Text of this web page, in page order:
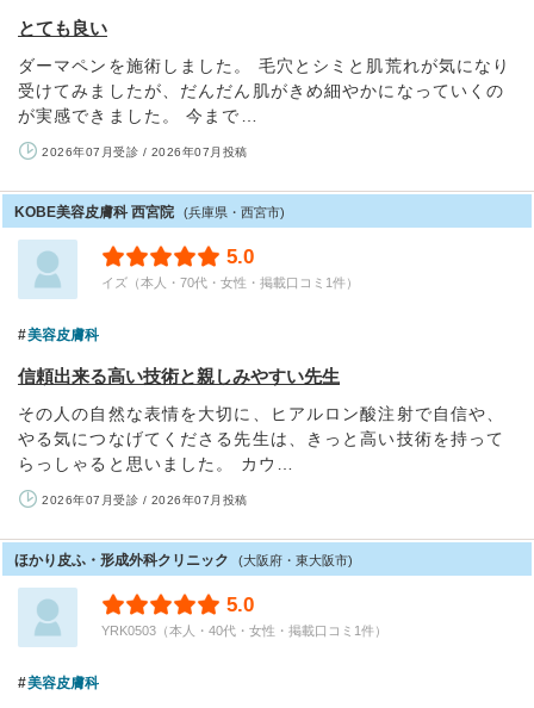
とても良い
ダーマペンを施術しました。 毛穴とシミと肌荒れが気になり
受けてみましたが、だんだん肌がきめ細やかになっていくの
が実感できました。 今まで…
2026年07月受診 / 2026年07月投稿
KOBE美容皮膚科 西宮院 (兵庫県・西宮市)
5.0
イズ（本人・70代・女性・掲載口コミ1件）
美容皮膚科
信頼出来る高い技術と親しみやすい先生
その人の自然な表情を大切に、ヒアルロン酸注射で自信や、
やる気につなげてくださる先生は、きっと高い技術を持って
らっしゃると思いました。 カウ…
2026年07月受診 / 2026年07月投稿
ほかり皮ふ・形成外科クリニック (大阪府・東大阪市)
5.0
YRK0503（本人・40代・女性・掲載口コミ1件）
美容皮膚科